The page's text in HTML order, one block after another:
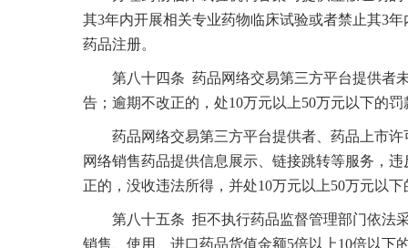
其3年内开展相关专业药物临床试验或者禁止其3
药品注册。
第八十四条 药品网络交易第三方平台提供者未
告；逾期不改正的，处10万元以上50万元以下的
药品网络交易第三方平台提供者、药品上市许
网络销售药品提供信息展示、链接跳转等服务，
正的，没收违法所得，并处10万元以上50万元以
第八十五条 拒不执行药品监督管理部门依法采
销售、使用、进口药品货值金额5倍以上10倍以下